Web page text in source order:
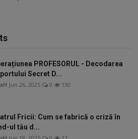
PROFESORUL - Decodarea
Secret D...
Jun 26, 2025 0 130
Fricii: Cum se fabrică o criză în
ul tău d...